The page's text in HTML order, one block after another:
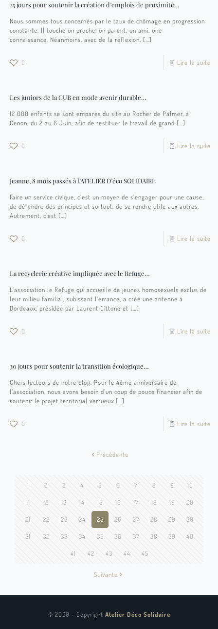
25 jours pour soutenir la création d’emplois de proximité…
Nous sommes tous concernés par le taux de chômage en progression
constante. Il touche un proche, un parent, un ami, une
connaissance. Néanmoins, avec de la réflexion, […]
0 Lire la suite
Les juniors de la CUB en mode avenir durable…
12 000 enfants se sont emparés du site au Rocher de Palmer, à
Cenon, du 2 au 6 Juin, afin de restituer le travail de grand […]
0 Lire la suite
Jeanne, 8 mois passés à l’ATELIER D’éco SOLIDAIRE
Faire un service civique, c’est un moyen de s’engager pour une cause,
de défendre des principes et surtout, de se rendre utile aux autres.
Autrement, c’est […]
0 Lire la suite
La recyclerie créative impliquée avec le Refuge…
L’association le Refuge qui accueille de jeunes homosexuels exclus de
leur milieu familial, subissant l’errance, a créé une antenne à
Bordeaux, présidée par Laurent Cittone et […]
0 Lire la suite
30 jours pour soutenir la transition écologique…
Chers lecteurs de notre blog, Pour le 4ème anniversaire de
l’association, nous avons besoin d’un coup de pouce financier afin de
soutenir le projet territorial vertueux […]
0 Lire la suite
Précédente
1 2 3 4 5 6 7 8 9 10
11 12 13 14 15 16 17 18 19 20
21 22 23 24 25 26 27 28 29 30
31 32 33 34 35 36 37 38 39 40
41 42 43 44 45
Suivante
© 2020 - Copyright Atelier Déco Solidaire